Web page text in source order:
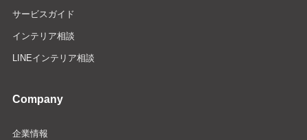
サービスガイド
インテリア相談
LINEインテリア相談
Company
企業情報